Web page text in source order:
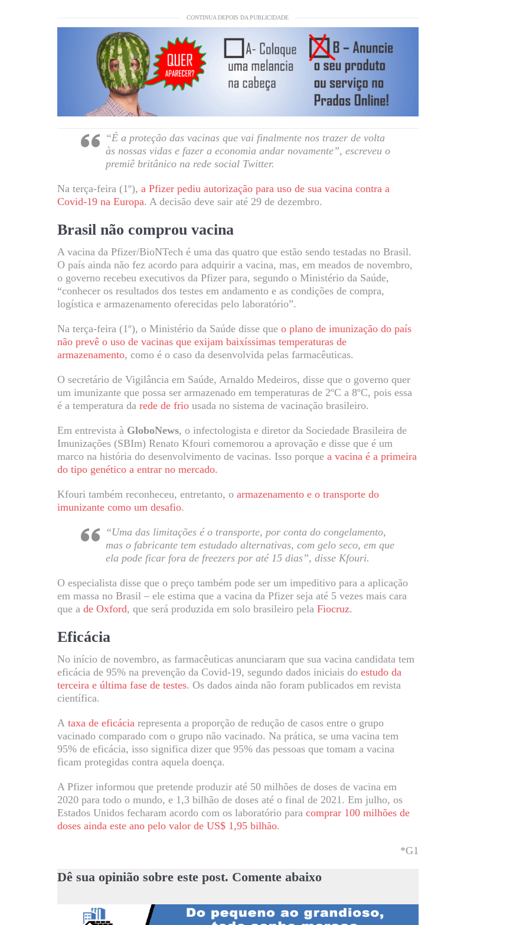
CONTINUA DEPOIS DA PUBLICIDADE
“É a proteção das vacinas que vai finalmente nos trazer de volta
às nossas vidas e fazer a economia andar novamente”, escreveu o
premiê britânico na rede social Twitter.
Na terça-feira (1º), a Pfizer pediu autorização para uso de sua vacina contra a
Covid-19 na Europa. A decisão deve sair até 29 de dezembro.
Brasil não comprou vacina
A vacina da Pfizer/BioNTech é uma das quatro que estão sendo testadas no Brasil.
O país ainda não fez acordo para adquirir a vacina, mas, em meados de novembro,
o governo recebeu executivos da Pfizer para, segundo o Ministério da Saúde,
“conhecer os resultados dos testes em andamento e as condições de compra,
logística e armazenamento oferecidas pelo laboratório”.
Na terça-feira (1º), o Ministério da Saúde disse que o plano de imunização do país
não prevê o uso de vacinas que exijam baixíssimas temperaturas de
armazenamento, como é o caso da desenvolvida pelas farmacêuticas.
O secretário de Vigilância em Saúde, Arnaldo Medeiros, disse que o governo quer
um imunizante que possa ser armazenado em temperaturas de 2ºC a 8ºC, pois essa
é a temperatura da rede de friousada no sistema de vacinação brasileiro.
Em entrevista à GloboNews, o infectologista e diretor da Sociedade Brasileira de
Imunizações (SBIm) Renato Kfouri comemorou a aprovação e disse que é um
marco na história do desenvolvimento de vacinas. Isso porque a vacina é a primeira
do tipo genético a entrar no mercado.
Kfouri também reconheceu, entretanto, o armazenamento e o transporte do
imunizante como um desafio.
“Uma das limitações é o transporte, por conta do congelamento,
mas o fabricante tem estudado alternativas, com gelo seco, em que
ela pode ficar fora de freezers por até 15 dias”, disse Kfouri.
O especialista disse que o preço também pode ser um impeditivo para a aplicação
em massa no Brasil – ele estima que a vacina da Pfizer seja até 5 vezes mais cara
que a de Oxford, que será produzida em solo brasileiro pela Fiocruz.
Eficácia
No início de novembro, as farmacêuticas anunciaram que sua vacina candidata tem
eficácia de 95% na prevenção da Covid-19, segundo dados iniciais do estudo da
terceira e última fase de testes. Os dados ainda não foram publicados em revista
científica.
Ataxa de eficácia representa a proporção de redução de casos entre o grupo
vacinado comparado com o grupo não vacinado. Na prática, se uma vacina tem
95% de eficácia, isso significa dizer que 95% das pessoas que tomam a vacina
ficam protegidas contra aquela doença.
A Pfizer informou que pretende produzir até 50 milhões de doses de vacina em
2020 para todo o mundo, e 1,3 bilhão de doses até o final de 2021. Em julho, os
Estados Unidos fecharam acordo com os laboratório para comprar 100 milhões de
doses ainda este ano pelo valor de US$ 1,95 bilhão.
*G1
Dê sua opinião sobre este post. Comente abaixo